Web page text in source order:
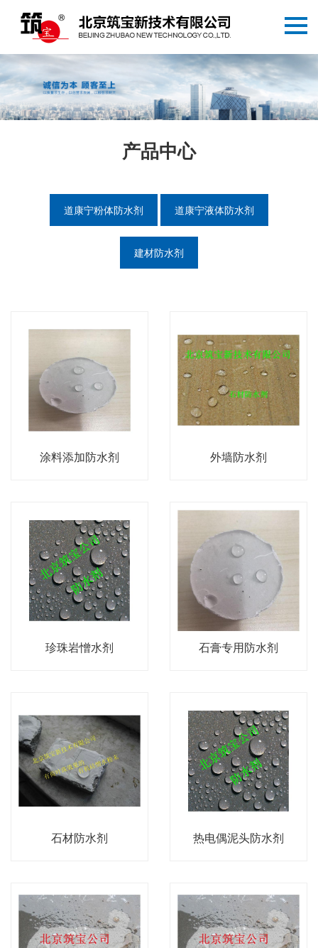
产品中心
道康宁粉体防水剂 道康宁液体防水剂
建材防水剂
涂料添加防水剂 外墙防水剂
珍珠岩憎水剂 石膏专用防水剂
石材防水剂 热电偶泥头防水剂